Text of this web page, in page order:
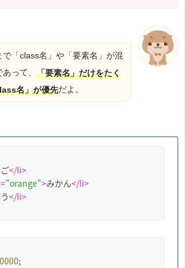
で「class名」や「要素名」が混
って、 「要素名」だけをたく
名」が優先だよ。
</li>
="orange">みかん</li>
</li>
;